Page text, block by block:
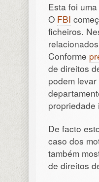
Esta foi
O FBI
ficheiros.
Conforme
de direitos
podem
propriedade
De facto
caso dos
também
de direitos